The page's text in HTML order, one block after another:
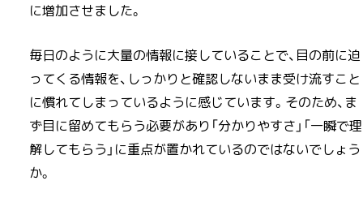
に増加させました。
毎日のように大量の情報に接していることで、目の前に迫
ってくる情報を、しっかりと確認しないまま受け流すこと
に慣れてしまっているように感じています。そのため、ま
ず目に留めてもらう必要があり「分かりやすさ」「一瞬で理
解してもらう」に重点が置かれているのではないでしょう
か。